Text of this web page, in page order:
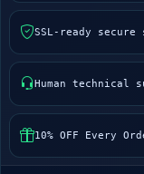
SSL-ready secure
Human technical
10% OFF Every